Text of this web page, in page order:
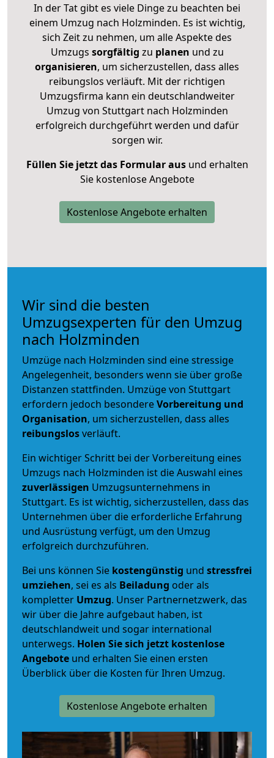
In der Tat gibt es viele Dinge zu beachten bei
einem Umzug nach Holzminden. Es ist wichtig,
sich Zeit zu nehmen, um alle Aspekte des
Umzugs sorgfältig zu planen und zu
organisieren, um sicherzustellen, dass alles
reibungslos verläuft. Mit der richtigen
Umzugsfirma kann ein deutschlandweiter
Umzug von Stuttgart nach Holzminden
erfolgreich durchgeführt werden und dafür
sorgen wir.
Füllen Sie jetzt das Formular ausund erhalten
Sie kostenlose Angebote
Kostenlose Angebote erhalten
Wir sind die besten
Umzugsexperten für den Umzug
nach Holzminden
Umzüge nach Holzminden sind eine stressige
Angelegenheit, besonders wenn sie über große
Distanzen stattfinden. Umzüge von Stuttgart
erfordern jedoch besondereVorbereitung und
Organisation, um sicherzustellen, dass alles
reibungslosverläuft.
Ein wichtiger Schritt bei der Vorbereitung eines
Umzugs nach Holzminden ist die Auswahl eines
zuverlässigen Umzugsunternehmens in
Stuttgart. Es ist wichtig, sicherzustellen, dass das
Unternehmen über die erforderliche Erfahrung
und Ausrüstung verfügt, um den Umzug
erfolgreich durchzuführen.
Bei uns können Sie kostengünstig und stressfrei
umziehen, sei es als Beiladung oder als
kompletter Umzug. Unser Partnernetzwerk, das
wir über die Jahre aufgebaut haben, ist
deutschlandweit und sogar international
unterwegs. Holen Sie sich jetzt kostenlose
Angebote und erhalten Sie einen ersten
Überblick über die Kosten für Ihren Umzug.
Kostenlose Angebote erhalten